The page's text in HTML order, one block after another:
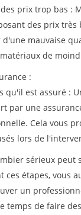
prix trop bas :
des prix très
mauvaise
de
:
qu'il est assuré :
par une
Cela vous
lors de
sérieux peut
ces étapes, vous
un
temps de faire